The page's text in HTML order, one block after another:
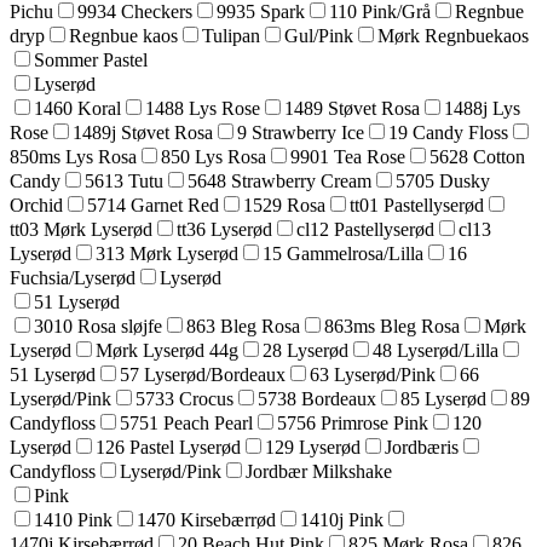
Pichu
9934 Checkers 9935 Spark 110 Pink/Grå
Regnbue
dryp
Regnbue kaos Tulipan Gul/Pink
Mørk Regnbuekaos
Sommer Pastel
Lyserød
1460 Koral
1488 Lys Rose 1489 Støvet Rosa
1488j Lys
Rose
1489j Støvet Rosa 9 Strawberry Ice
19 Candy Floss
850ms Lys Rosa
850 Lys Rosa 9901 Tea Rose
5628 Cotton
Candy
5613 Tutu 5648 Strawberry Cream
5705 Dusky
Orchid
5714 Garnet Red 1529 Rosa
tt01 Pastellyserød
tt03 Mørk Lyserød
tt36 Lyserød cl12 Pastellyserød
cl13
Lyserød
313 Mørk Lyserød 15 Gammelrosa/Lilla
16
Fuchsia/Lyserød
Lyserød
51 Lyserød
3010 Rosa sløjfe
863 Bleg Rosa 863ms Bleg Rosa
Mørk
Lyserød
Mørk Lyserød 44g 28 Lyserød
48 Lyserød/Lilla
51 Lyserød
57 Lyserød/Bordeaux 63 Lyserød/Pink
66
Lyserød/Pink
5733 Crocus 5738 Bordeaux 85 Lyserød
89
Candyfloss
5751 Peach Pearl 5756 Primrose Pink
120
Lyserød
126 Pastel Lyserød 129 Lyserød
Jordbæris
Candyfloss
Lyserød/Pink
Jordbær Milkshake
Pink
1410 Pink
1470 Kirsebærrød
1410j Pink